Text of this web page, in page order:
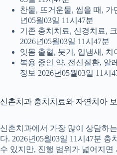
찬물, 뜨거운물, 씹을 때, 가
년05월03일 11시47분
기존 충치치료, 신경치료,
2026년05월03일 11시47분
잇몸 출혈, 붓기, 입냄새, 치
복용 중인 약, 전신질환, 알
정보 2026년05월03일 11시
신촌치과 충치치료와 자연치아
신촌치과에서 가장 많이 상담하
다. 2026년05월03일 11시47분
수 있지만, 진행 범위가 넓어지